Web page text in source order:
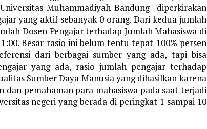
Muhammadiyah Bandung diperkirakan
yang aktif sebanyak 0 orang. Dari kedua jumlah
Dosen Pengajar terhadap Jumlah Mahasiswa di
Besar rasio ini belum tentu tepat 100% persen
dari berbagai sumber yang ada, tapi bisa
yang ada, rasio jumlah pengajar terhadap
Sumber Daya Manusia yang dihasilkan karena
pemahaman para mahasiswa pada saat terjadi
negeri yang berada di peringkat 1 sampai 10